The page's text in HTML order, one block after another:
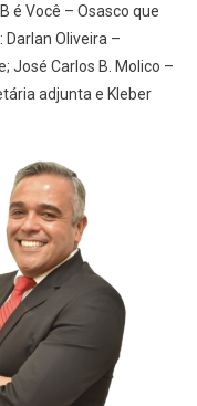
é Você – Osasco que
Oliveira –
José Carlos B. Molico –
adjunta e Kleber